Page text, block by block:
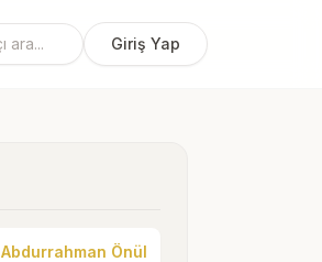
Giriş Yap
Abdurrahman Önül